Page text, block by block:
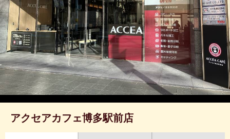
アクセアカフェ博多駅前店